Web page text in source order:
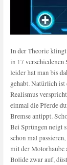
In der Theorie klingt
in 17 verschiedenen
leider hat man bis
gehabt. Natürlich ist
Realismus
einmal die Pferde
Bremse antippt.
Bei Sprüngen neigt
schon mal
mit der Motorhaube
Bolide zwar auf,